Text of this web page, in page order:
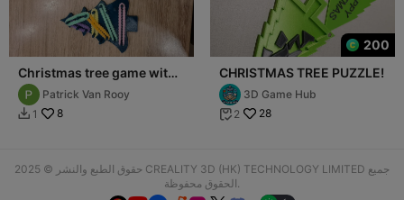
Christmas tree game with
elasticsPatrick Van Rooy
 1 8
200
CHRISTMAS TREE PUZZLE!
3D Game Hub
 2 28
حقوق الطبع والنشر © 2025 CREALITY 3D (HK) TECHNOLOGY LIMITED جميع
الحقوق محفوظة.